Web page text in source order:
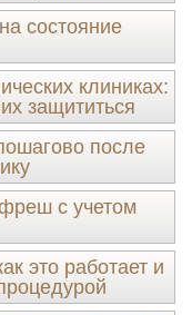
состояние
клиниках:
защититься
после
с учетом
это работает и